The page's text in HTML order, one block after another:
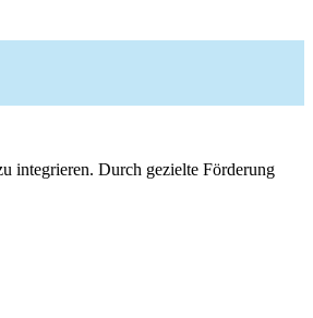
integrieren. Durch gezielte Förderung